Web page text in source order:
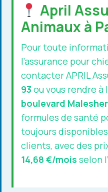
April
Animaux à
Pour toute
l’assurance pour
contacter APRIL
93 ou vous rendre à
boulevard
formules de santé
toujours
clients, avec des
14,68 €/mois selon